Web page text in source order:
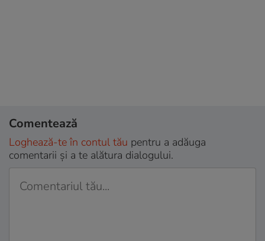
Comentează
Loghează-te în contul tău pentru a adăuga
comentarii și a te alătura dialogului.